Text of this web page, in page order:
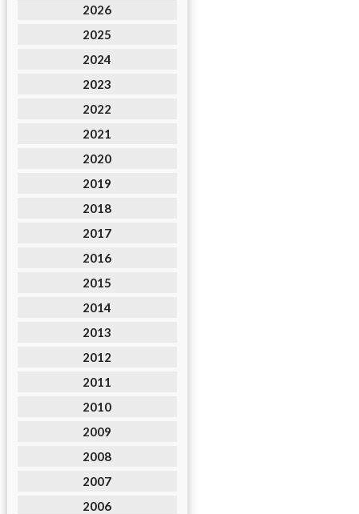
2026
2025
2024
2023
2022
2021
2020
2019
2018
2017
2016
2015
2014
2013
2012
2011
2010
2009
2008
2007
2006